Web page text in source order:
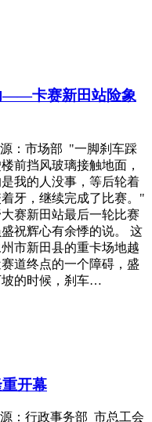
——卡赛新田站险象
源：市场部 "一脚刹车踩
前挡风玻璃接触地面，
我的人没事，等后轮着
牙，继续完成了比赛。"
赛新田站最后一轮比赛
祝辉心有余悸的说。 这
市新田县的重卡场地越
道终点的一个障碍，盛
坡的时候，刹车…
开幕
：行政事务部 市总工会